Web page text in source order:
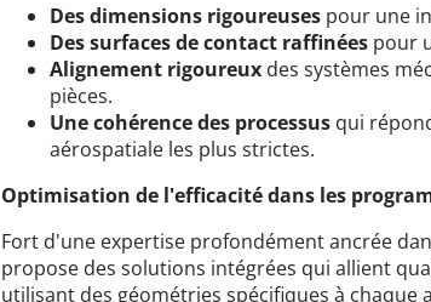
Des dimensions rigoureuses pour une
Des surfaces de contact raffinées pour
Alignement rigoureux des systèmes
pièces.
Une cohérence des processus qui
aérospatiale les plus strictes.
Optimisation de l'efficacité dans les
Fort d'une expertise profondément ancrée
propose des solutions intégrées qui allient
utilisant des géométries spécifiques à chaque